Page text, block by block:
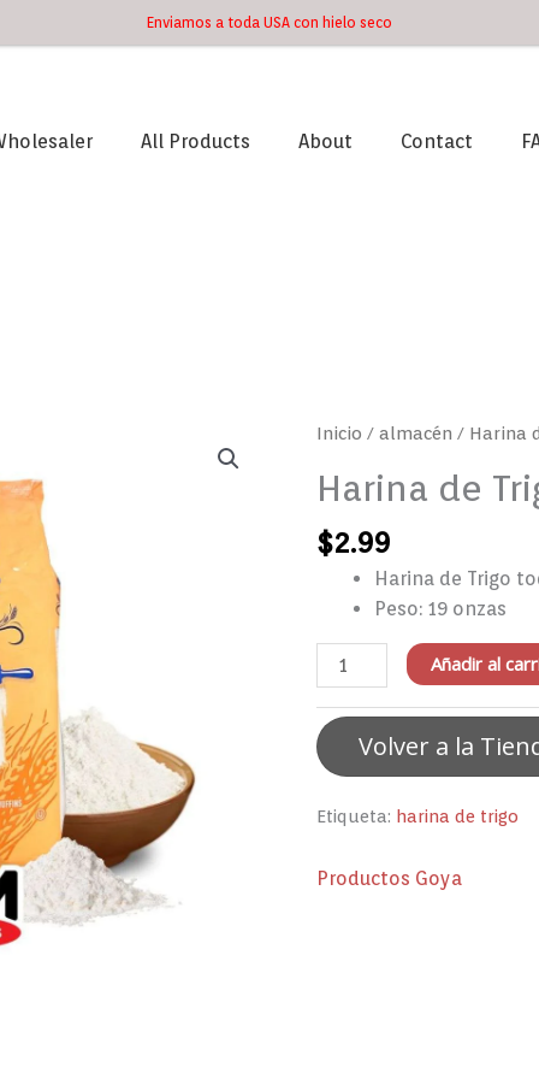
Enviamos a toda USA con hielo seco
All Products About Contact
Inicio /almacén / Harina
Harina de
$2.99
Harina de Trigo
Peso: 19 onzas
Harina
Trigo
19
cantidad
Añadir al
Volver a la
Etiqueta: harina de trigo
Productos Goya